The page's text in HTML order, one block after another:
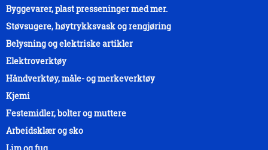
Byggevarer, plast presseninger med mer.
Støvsugere, høytrykksvask og rengjøring
Belysning og elektriske artikler
Elektroverktøy
Håndverktøy, måle- og merkeverktøy
Kjemi
Festemidler, bolter og muttere
Arbeidsklær og sko